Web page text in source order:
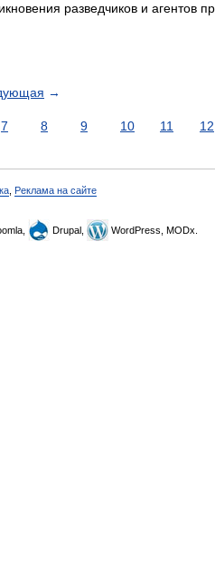
разведчиков и агентов
→
7 8 9 10 11 12
Реклама на сайте
Drupal, WordPress, MODx.